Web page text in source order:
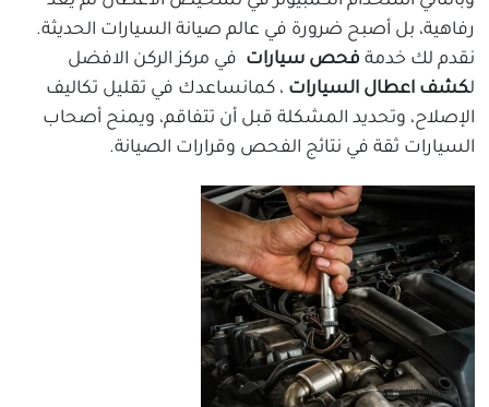
رفاهية، بل أصبح ضرورة في عالم صيانة السيارات الحديثة.
نقدم لك خدمة فحص سيارات في مركز الركن الافضل
لكشف اعطال السيارات ، كمانساعدك في تقليل تكاليف
الإصلاح، وتحديد المشكلة قبل أن تتفاقم، ويمنح أصحاب
السيارات ثقة في نتائج الفحص وقرارات الصيانة.